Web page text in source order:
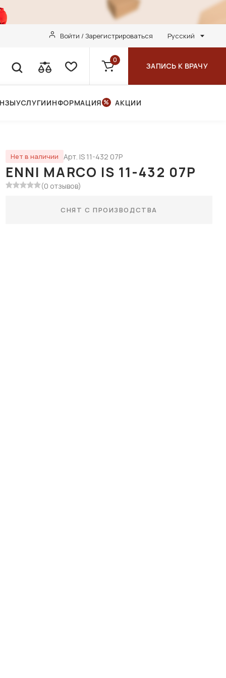
Войти / Зарегистрироваться Русский
0
ЗАПИСЬ К ВРАЧУ
УСЛУГИИНФОРМАЦИЯ АКЦИИ
Нет в наличии Арт. IS 11-432 07P
ENNI MARCO IS 11-432 07P
(0 отзывов)
СНЯТ С ПРОИЗВОДСТВА